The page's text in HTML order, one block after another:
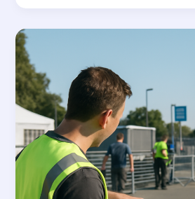
Easter
Hegg
Events